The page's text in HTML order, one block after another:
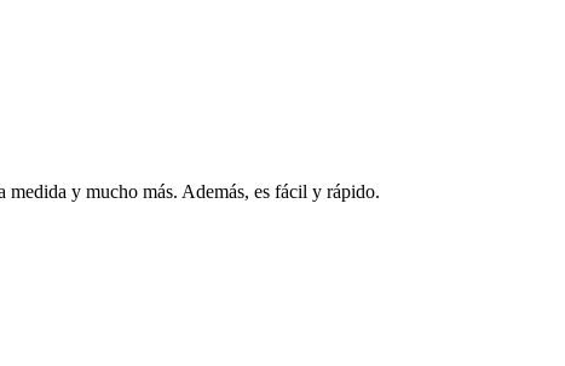
medida y mucho más. Además, es fácil y rápido.